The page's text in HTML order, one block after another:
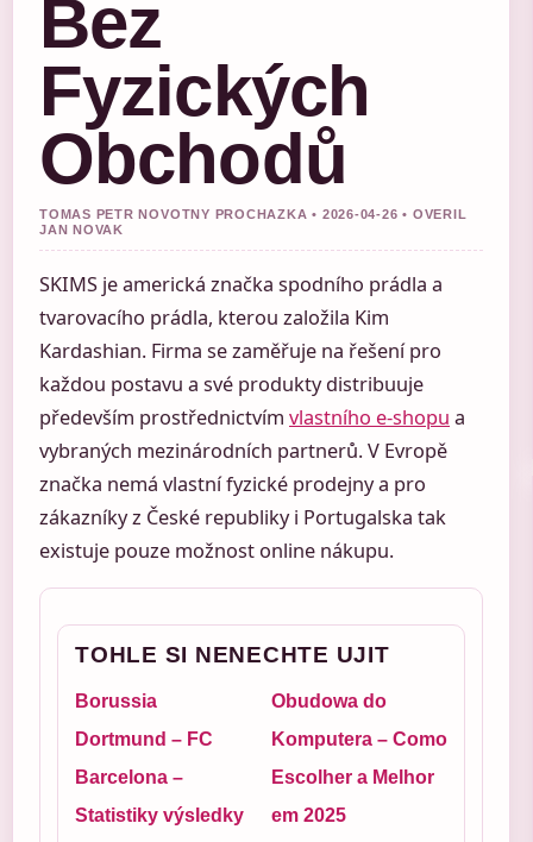
Bez
Fyzických
Obchodů
TOMAS PETR NOVOTNY PROCHAZKA • 2026-04-26 • OVERIL
JAN NOVAK
SKIMS je americká značka spodního prádla a
tvarovacího prádla, kterou založila Kim
Kardashian. Firma se zaměřuje na řešení pro
každou postavu a své produkty distribuuje
především prostřednictvím vlastního e-shopu a
vybraných mezinárodních partnerů. V Evropě
značka nemá vlastní fyzické prodejny a pro
zákazníky z České republiky i Portugalska tak
existuje pouze možnost online nákupu.
TOHLE SI NENECHTE UJIT
Borussia
Dortmund – FC
Barcelona –
Statistiky výsledky
Obudowa do
Komputera – Como
Escolher a Melhor
em 2025